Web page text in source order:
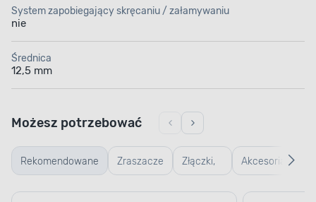
KOMPLETNY ZESTAW
Wszystko w jednym
System zapobiegający skręcaniu / załamywaniu
nie
Średnica
12,5 mm
Rekomendowane Zraszacze Złączki,
uszczelki
Akcesoria
do węży
Możesz potrzebować